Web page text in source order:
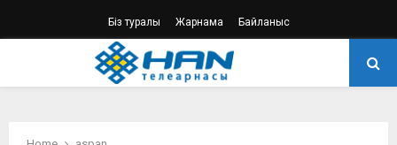
Біз туралы Жарнама Байланыс
PRIMARY